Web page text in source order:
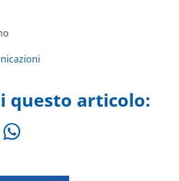
questo articolo: